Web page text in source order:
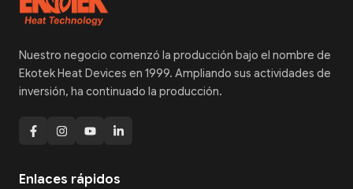
Nuestro negocio comenzó la producción bajo el nombre de
Ekotek Heat Devices en 1999. Ampliando sus actividades de
inversión, ha continuado la producción.
Enlaces rápidos